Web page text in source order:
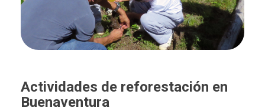
Actividades de reforestación en
Buenaventura